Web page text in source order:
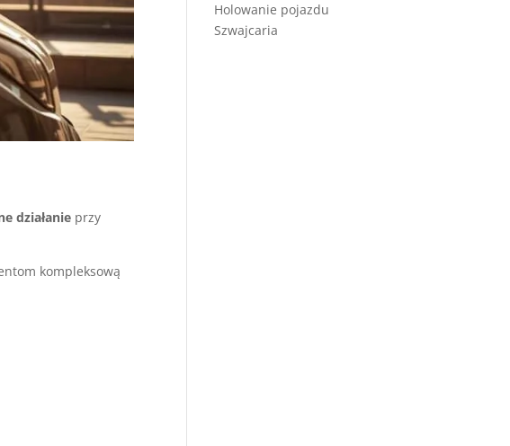
działanie przy
kompleksową
Holowanie pojazdu
Szwajcaria